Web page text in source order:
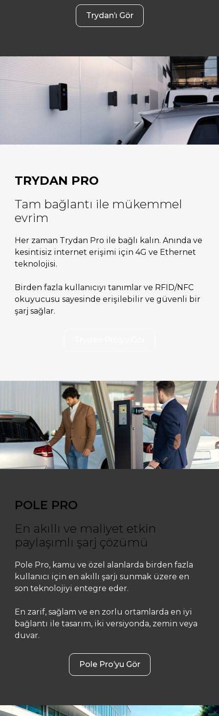
Trydan’ı Gör
TRYDAN PRO
Tam bağlantı ile mükemmel
evrim
Her zaman Trydan Pro ile bağlı kalın. Anında ve
kesintisiz internet erişimi için 4G ve Ethernet
teknolojisi.
Birden fazla kullanıcıyı tanımlar ve RFID/NFC
okuyucusu sayesinde erişilebilir ve güvenli bir
şarj sağlar.
POLE PRO
En akıllı ve maliyet etkin
paylaşımlı şarj çözümü
Pole Pro, kamu ve özel alanlarda birden fazla
kullanıcı için en akıllı şarjı sunmak üzere en
son teknolojiyi entegre eder.
En zarif, sağlam ve en zorlu ortamlarda en iyi
bağlantı ile tasarım, iki versiyonda, zemin veya
duvar.
Pole Pro’yu Gör